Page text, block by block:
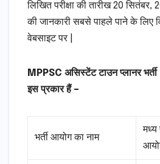
लिखित परीक्षा की तारीख 20 सितंबर,
की जानकारी सबसे पाहले पाने के लिए
वेबसाइट पर |
MPPSC असिस्टेंट टाउन प्लानर
इस प्रकार हैं –
भर्ती आयोग का नाम
मध्य